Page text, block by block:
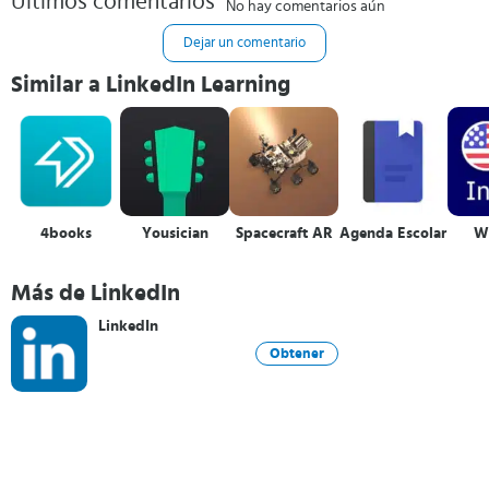
No hay comentarios aún
Dejar un comentario
Similar a LinkedIn Learning
4books Yousician Spacecraft AR Agenda Escolar
Más de LinkedIn
LinkedIn
Obtener